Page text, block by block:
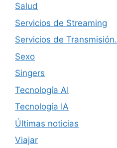
Salud
Servicios de Streaming
Servicios de Transmisión.
Sexo
Singers
Tecnología AI
Tecnología IA
Últimas noticias
Viajar